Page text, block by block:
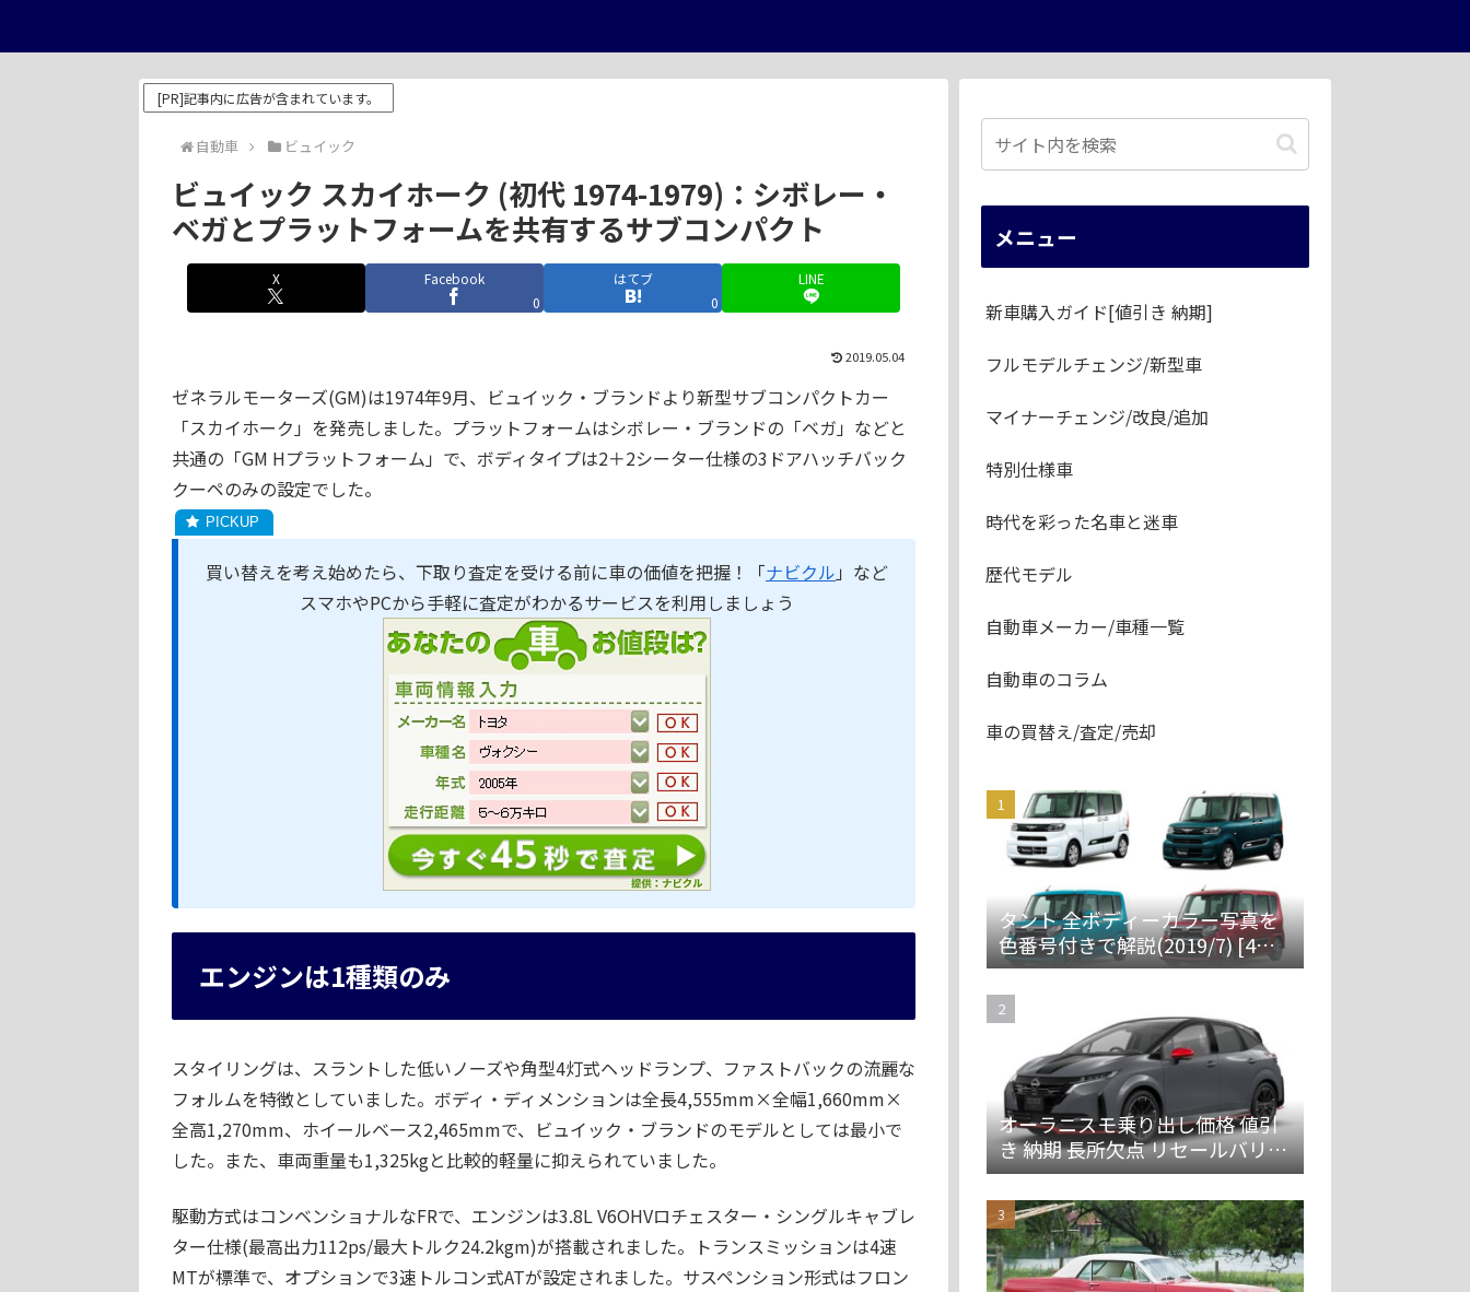
[PR]記事内に広告が含まれています。
自動車 ビュイック
ビュイック スカイホーク (初代 1974-1979)：シボレー・
ベガとプラットフォームを共有するサブコンパクト
X
Facebook
0
はてブ
0
LINE
2019.05.04
ゼネラルモーターズ(GM)は1974年9月、ビュイック・ブランドより新型サブコンパクトカー
「スカイホーク」を発売しました。プラットフォームはシボレー・ブランドの「ベガ」などと
共通の「GM Hプラットフォーム」で、ボディタイプは2＋2シーター仕様の3ドアハッチバック
クーペのみの設定でした。
買い替えを考え始めたら、下取り査定を受ける前に車の価値を把握！「ナビクル 」など
スマホやPCから手軽に査定がわかるサービスを利用しましょう
エンジンは1種類のみ
スタイリングは、スラントした低いノーズや角型4灯式ヘッドランプ、ファストバックの流麗な
フォルムを特徴としていました。ボディ・ディメンションは全長4,555mm×全幅1,660mm×
全高1,270mm、ホイールベース2,465mmで、ビュイック・ブランドのモデルとしては最小で
した。また、車両重量も1,325kgと比較的軽量に抑えられていました。
駆動方式はコンベンショナルなFRで、エンジンは3.8L V6OHVロチェスター・シングルキャブレ
ター仕様(最高出力112ps/最大トルク24.2kgm)が搭載されました。トランスミッションは4速
MTが標準で、オプションで3速トルコン式ATが設定されました。サスペンション形式はフロン
メニュー
新車購入ガイド[値引き 納期]
フルモデルチェンジ/新型車
マイナーチェンジ/改良/追加
特別仕様車
時代を彩った名車と迷車
歴代モデル
自動車メーカー/車種一覧
自動車のコラム
車の買替え/査定/売却
タント 全ボディーカラー写真を
色番号付きで解説(2019/7) [4代
目 LA650S/660S]
オーラニスモ乗り出し価格 値引
き 納期 長所欠点 リセールバリュ
ーを解説